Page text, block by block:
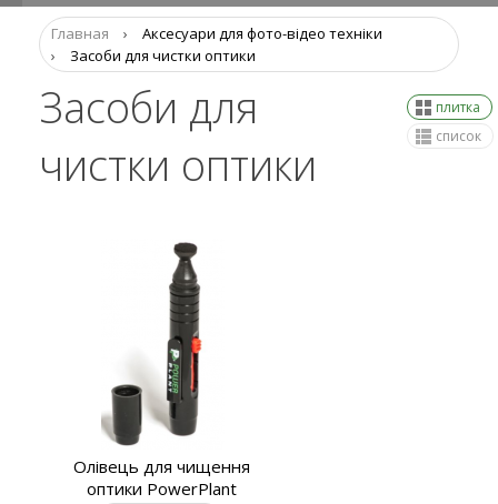
Главная ›
Аксесуари для фото-відео техніки
›
Засоби для чистки оптики
Засоби для
чистки оптики
плитка
список
Олівець для чищення
оптики PowerPlant